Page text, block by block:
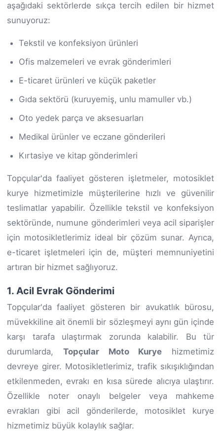
aşağıdaki sektörlerde sıkça tercih edilen bir hizmet
sunuyoruz:
Tekstil ve konfeksiyon ürünleri
Ofis malzemeleri ve evrak gönderimleri
E-ticaret ürünleri ve küçük paketler
Gıda sektörü (kuruyemiş, unlu mamuller vb.)
Oto yedek parça ve aksesuarları
Medikal ürünler ve eczane gönderileri
Kırtasiye ve kitap gönderimleri
Topçular'da faaliyet gösteren işletmeler, motosiklet
kurye hizmetimizle müşterilerine hızlı ve güvenilir
teslimatlar yapabilir. Özellikle tekstil ve konfeksiyon
sektöründe, numune gönderimleri veya acil siparişler
için motosikletlerimiz ideal bir çözüm sunar. Ayrıca,
e-ticaret işletmeleri için de, müşteri memnuniyetini
artıran bir hizmet sağlıyoruz.
1. Acil Evrak Gönderimi
Topçular'da faaliyet gösteren bir avukatlık bürosu,
müvekkiline ait önemli bir sözleşmeyi aynı gün içinde
karşı tarafa ulaştırmak zorunda kalabilir. Bu tür
durumlarda, Topçular Moto Kurye hizmetimiz
devreye girer. Motosikletlerimiz, trafik sıkışıklığından
etkilenmeden, evrakı en kısa sürede alıcıya ulaştırır.
Özellikle noter onaylı belgeler veya mahkeme
evrakları gibi acil gönderilerde, motosiklet kurye
hizmetimiz büyük kolaylık sağlar.